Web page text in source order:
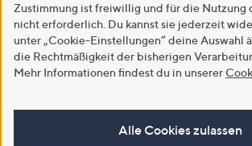
STRANDFEIN Pullover, 3/4-Arm
Rundhalsausschnitt
€ 64,58
31
Shirt, 3/4-
Zustimmung ist freiwillig und für die Nutzung
nicht erforderlich. Du kannst sie jederzeit
unter „Cookie-Einstellungen“ deine Auswahl
die Rechtmäßigkeit der bisherigen
Mehr Informationen findest du in unserer
Alle Cookies zulassen